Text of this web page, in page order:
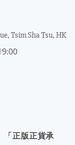
Tsim Sha Tsu, HK
「正版正貨承